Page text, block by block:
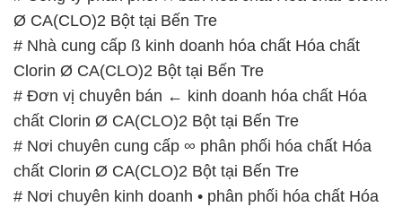
Ø CA(CLO)2 Bột tại Bến Tre
# Nhà cung cấp ß kinh doanh hóa chất Hóa chất
Clorin Ø CA(CLO)2 Bột tại Bến Tre
# Đơn vị chuyên bán ← kinh doanh hóa chất Hóa
chất Clorin Ø CA(CLO)2 Bột tại Bến Tre
# Nơi chuyên cung cấp ∞ phân phối hóa chất Hóa
chất Clorin Ø CA(CLO)2 Bột tại Bến Tre
# Nơi chuyên kinh doanh • phân phối hóa chất Hóa